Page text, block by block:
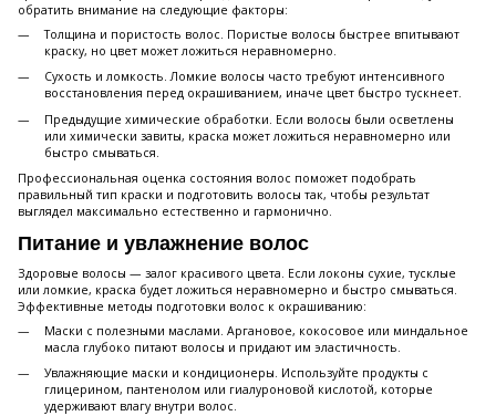
обратить внимание на следующие факторы:
Толщина и пористость волос. Пористые волосы быстрее впитывают
краску, но цвет может ложиться неравномерно.
Сухость и ломкость. Ломкие волосы часто требуют интенсивного
восстановления перед окрашиванием, иначе цвет быстро тускнеет.
Предыдущие химические обработки. Если волосы были осветлены
или химически завиты, краска может ложиться неравномерно или
быстро смываться.
Профессиональная оценка состояния волос поможет подобрать
правильный тип краски и подготовить волосы так, чтобы результат
выглядел максимально естественно и гармонично.
Питание и увлажнение волос
Здоровые волосы — залог красивого цвета. Если локоны сухие, тусклые
или ломкие, краска будет ложиться неравномерно и быстро смываться.
Эффективные методы подготовки волос к окрашиванию:
Маски с полезными маслами. Аргановое, кокосовое или миндальное
масла глубоко питают волосы и придают им эластичность.
Увлажняющие маски и кондиционеры. Используйте продукты с
глицерином, пантенолом или гиалуроновой кислотой, которые
удерживают влагу внутри волос.